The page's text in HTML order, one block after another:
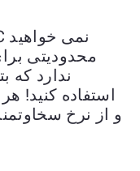
محدودیتی
ندارد که
استفاده کنید!
و از نرخ